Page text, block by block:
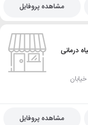
مشاهده پروفایل
درمانی
خیابان
مشاهده پروفایل